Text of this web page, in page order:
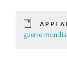
guerre